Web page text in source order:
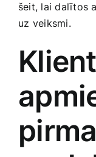
Smaržas,
Sports, tūrisms
TV un Sadzīves
Zoo preces
šeit, lai dalītos
uz ⁢veiksmi.